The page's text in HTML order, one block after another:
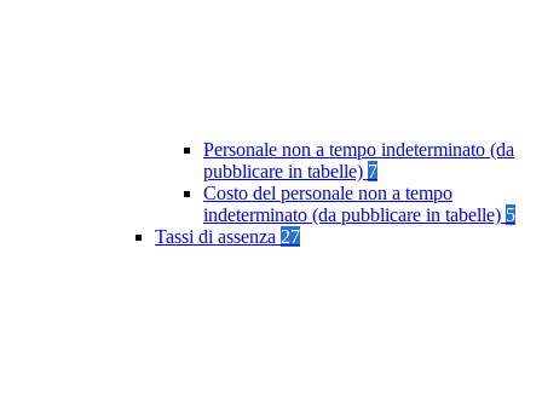
Personale non a tempo indeterminato (da
pubblicare in tabelle) 7
Costo del personale non a tempo
indeterminato (da pubblicare in tabelle) 5
Tassi di assenza 27